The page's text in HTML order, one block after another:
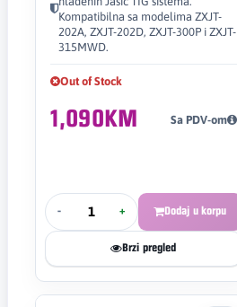
Kompatibilna sa modelima ZXJT-
202A, ZXJT-202D, ZXJT-300P i ZXJT-
315MWD.
Out of Stock
1,090KM Sa PDV-om
- + Dodaj u korpu
Brzi pregled